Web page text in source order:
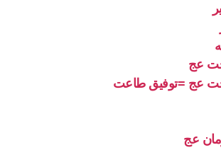
عج
عج =توفیق طاعت
عج